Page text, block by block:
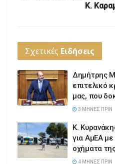
Κ.
Σχετικές Ειδήσεις
Δημήτρης
επιτελικό
μας, που
3 ΜΉΝΕΣ ΠΡΙΝ
Κ.
για ΑμΕΑ
οχήματα
4 ΜΉΝΕΣ ΠΡΙΝ